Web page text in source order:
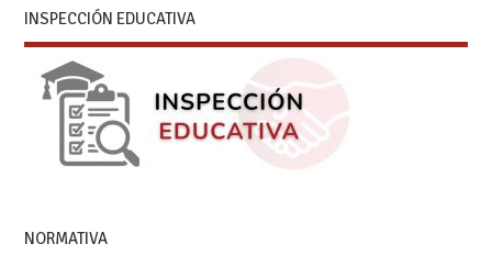
INSPECCIÓN EDUCATIVA
NORMATIVA